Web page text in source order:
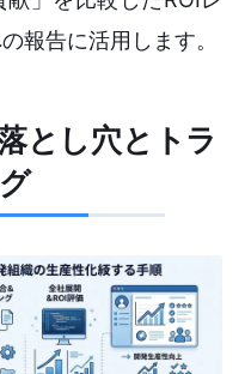
報告に活用します。
とし穴とトラ